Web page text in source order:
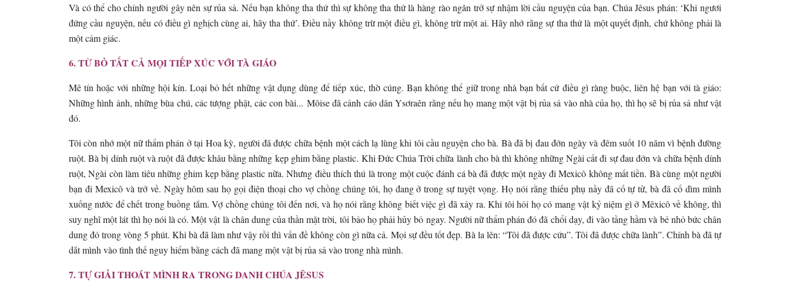
Và có thể cho chính người gây nên sự rủa sả. Nếu bạn không tha thứ thì sự không tha thứ là hàng rào ngăn trở sự nhậm lời cầu nguyện của bạn. Chúa Jêsus phán: ‘Khi ngươi
đứng cầu nguyện, nếu có điều gì nghịch cùng ai, hãy tha thứ’. Điều nầy không trừ một điều gì, không trừ một ai. Hãy nhớ rằng sự tha thứ là một quyết định, chứ không phải là
một cảm giác.
6. TỪ BỎ TẤT CẢ MỌI TIẾP XÚC VỚI TÀ GIÁO
Mê tín hoặc với những hội kín. Loại bỏ hết những vật dụng dùng để tiếp xúc, thờ cúng. Bạn không thể giữ trong nhà bạn bất cứ điều gì ràng buộc, liên hệ bạn với tà giáo:
Những hình ảnh, những bùa chú, các tượng phật, các con bài... Môise đã cảnh cáo dân Ysơraên rằng nếu họ mang một vật bị rủa sả vào nhà của họ, thì họ sẽ bị rủa sả như vật
đó.
Tôi còn nhớ một nữ thẩm phán ở tại Hoa kỳ, người đã được chữa bệnh một cách lạ lùng khi tôi cầu nguyện cho bà. Bà đã bị đau đớn ngày và đêm suốt 10 năm vì bệnh đường
ruột. Bà bị dính ruột và ruột đã được khâu bằng những kẹp ghim bằng plastic. Khi Đức Chúa Trời chữa lành cho bà thì không những Ngài cất đi sự đau đớn và chữa bệnh dính
ruột, Ngài còn làm tiêu những ghim kẹp bằng plastic nữa. Nhưng điều thích thú là trong một cuộc đánh cá bà đã được một ngày đi Mexicô không mất tiền. Bà cùng một người
bạn đi Mexicô và trở về. Ngày hôm sau họ gọi điện thoại cho vợ chồng chúng tôi, họ đang ở trong sự tuyệt vọng. Họ nói rằng thiếu phụ nầy đã cố tự tử, bà đã cố dìm mình
xuống nước để chết trong buồng tắm. Vợ chồng chúng tôi đến nơi, và họ nói rằng không biết việc gì đã xảy ra. Khi tôi hỏi họ có mang vật kỷ niệm gì ở Mêxicô về không, thì
suy nghĩ một lát thì họ nói là có. Một vật là chân dung của thần mặt trời, tôi bảo họ phải hủy bỏ ngay. Người nữ thẩm phán đó đã chổi dạy, đi vào tầng hầm và bẻ nhỏ bức chân
dung đó trong vòng 5 phút. Khi bà đã làm như vậy rồi thì vấn đề không còn gì nữa cả. Mọi sự đều tốt đẹp. Bà la lên: “Tôi đã được cứu”. Tôi đã được chữa lành”. Chính bà đã tự
dắt mình vào tình thế nguy hiểm bằng cách đã mang một vật bị rủa sả vào trong nhà mình.
7. TỰ GIẢI THOÁT MÌNH RA TRONG DANH CHÚA JÊSUS